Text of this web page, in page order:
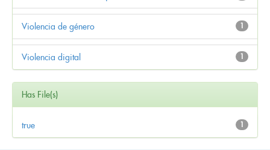
1
Violencia de género
1
Violencia digital
Has File(s)
1
true